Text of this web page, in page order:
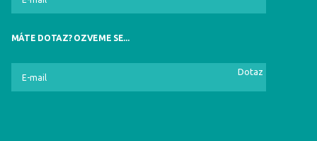
MÁTE DOTAZ? OZVEME SE...
Dotaz